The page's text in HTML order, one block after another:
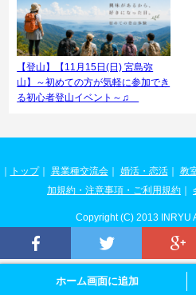
【登山】【11月15日(日) 宮島弥
山】～初めての方が気軽に参加でき
る初心者登山イベント～♫
トップ｜ 異業種交流会｜ 婚活・恋活｜ 教
加規約・注意事項・ご利用規約
Copyright (C) 2013 INRYU
ホーム画面に追加